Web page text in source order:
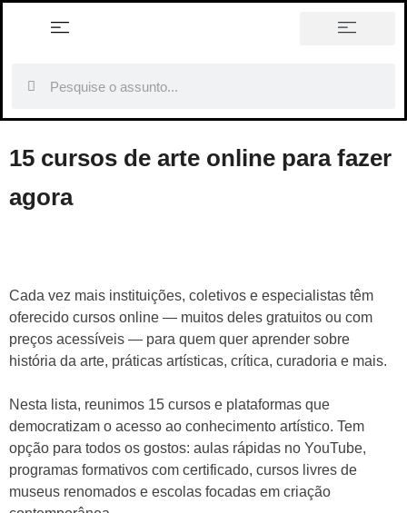
15 cursos de arte online para fazer
agora
Cada vez mais instituições, coletivos e especialistas têm
oferecido cursos online — muitos deles gratuitos ou com
preços acessíveis — para quem quer aprender sobre
história da arte, práticas artísticas, crítica, curadoria e mais.
Nesta lista, reunimos 15 cursos e plataformas que
democratizam o acesso ao conhecimento artístico. Tem
opção para todos os gostos: aulas rápidas no YouTube,
programas formativos com certificado, cursos livres de
museus renomados e escolas focadas em criação